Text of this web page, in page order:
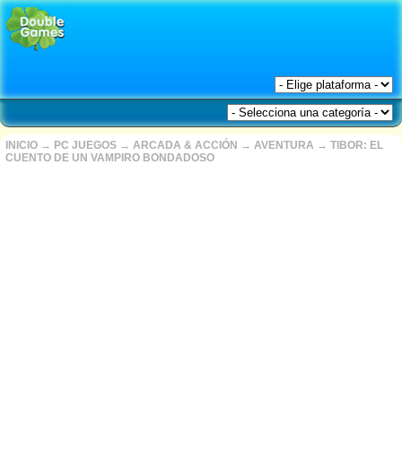
INICIO → PC JUEGOS → ARCADA & ACCIÓN → AVENTURA → TIBOR: EL
CUENTO DE UN VAMPIRO BONDADOSO